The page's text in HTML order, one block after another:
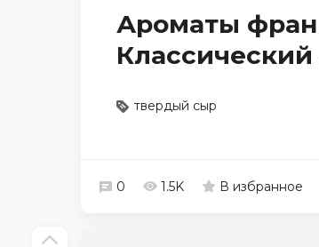
Ароматы
твердый сыр
0 1.5K В избранное